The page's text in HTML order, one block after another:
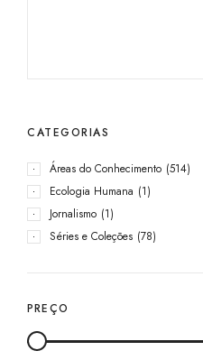
CATEGORIAS
Áreas do Conhecimento (514)
Ecologia Humana (1)
Jornalismo (1)
Séries e Coleções (78)
PREÇO